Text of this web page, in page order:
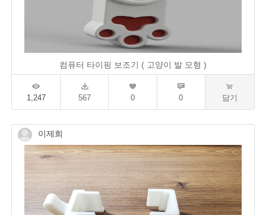
컴퓨터 타이핑 보조기 ( 고양이 발 모형 )
1,247 567 0 0 담기
이제희